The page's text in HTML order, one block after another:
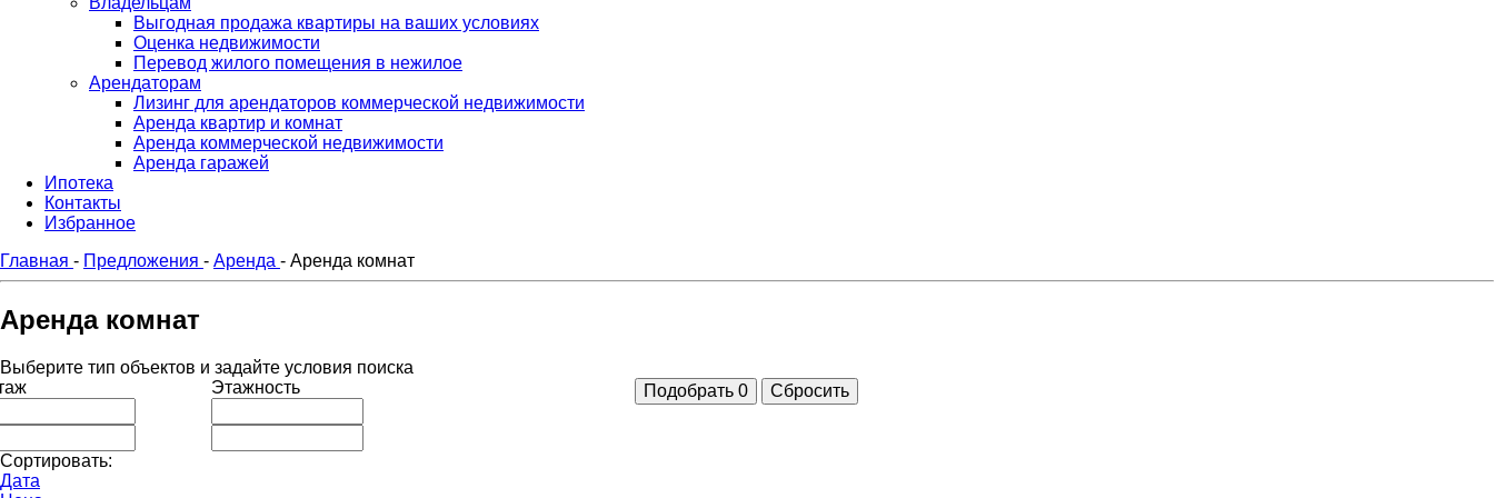
Выгодная продажа квартиры на ваших условиях
Оценка недвижимости
Перевод жилого помещения в нежилое
Арендаторам
Лизинг для арендаторов коммерческой недвижимости
Аренда квартир и комнат
Аренда коммерческой недвижимости
Аренда гаражей
Ипотека
Контакты
Избранное
Главная - Предложения - Аренда - Аренда комнат
Аренда комнат
Выберите тип объектов и задайте условия поиска
Этажность Подобрать 0 Сбросить
Сортировать:
Дата